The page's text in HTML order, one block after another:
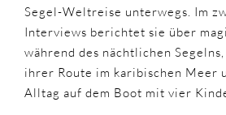
Segel-Weltreise unterwegs. Im
Interviews berichtet sie über
während des nächtlichen
ihrer Route im karibischen Meer
Alltag auf dem Boot mit vier